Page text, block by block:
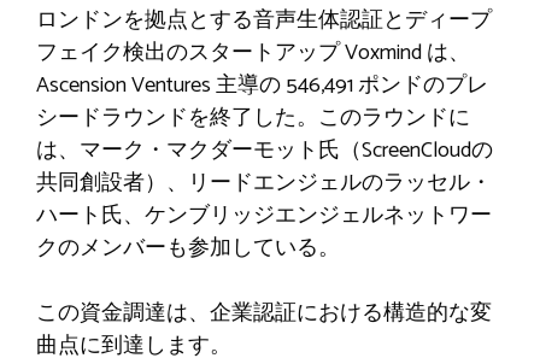
ロンドンを拠点とする音声生体認証とディープ
フェイク検出のスタートアップ Voxmind は、
Ascension Ventures 主導の 546,491 ポンドのプレ
シードラウンドを終了した。このラウンドに
は、マーク・マクダーモット氏（ScreenCloudの
共同創設者）、リードエンジェルのラッセル・
ハート氏、ケンブリッジエンジェルネットワー
クのメンバーも参加している。
この資金調達は、企業認証における構造的な変
曲点に到達します。